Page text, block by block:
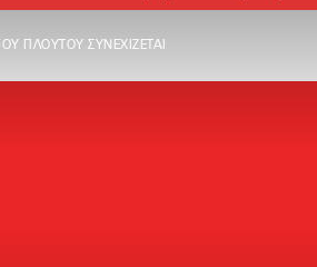
ΠΛΟΎΤΟΥ ΣΥΝΕΧΊΖΕΤΑΙ